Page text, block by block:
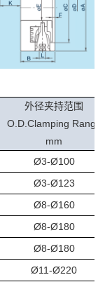
外径夹持范围
O.D.Clamping Range
mm
Ø3-Ø100
Ø3-Ø123
Ø8-Ø160
Ø8-Ø180
Ø8-Ø180
Ø11-Ø220